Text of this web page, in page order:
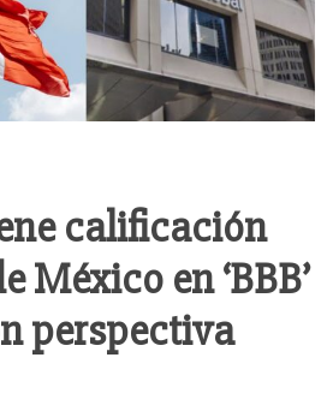
calificación
México en ‘BBB’
perspectiva